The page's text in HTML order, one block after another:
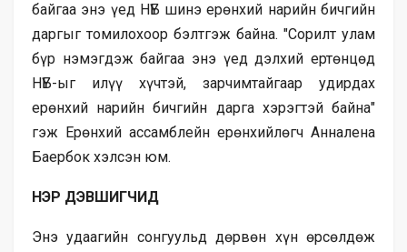
байгаа энэ үед НҮБ шинэ ерөнхий нарийн бичгийн
даргыг томилохоор бэлтгэж байна. "Сорилт улам
бүр нэмэгдэж байгаа энэ үед дэлхий ертөнцөд
НҮБ-ыг илүү хүчтэй, зарчимтайгаар удирдах
ерөнхий нарийн бичгийн дарга хэрэгтэй байна"
гэж Ерөнхий ассамблейн ерөнхийлөгч Анналена
Баербок хэлсэн юм.
НЭР ДЭВШИГЧИД
Энэ удаагийн сонгуульд дөрвөн хүн өрсөлдөж